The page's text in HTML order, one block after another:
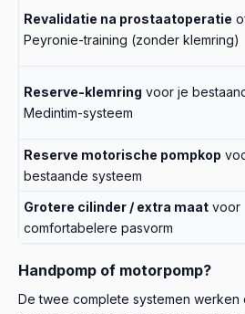
Revalidatie na prostaatoperatie
Peyronie-training (zonder klemring)
Reserve-klemring voor je
Medintim-systeem
Reserve motorische pompkop
bestaande systeem
Grotere cilinder / extra maat voor
comfortabelere pasvorm
Handpomp of motorpomp?
De twee complete systemen